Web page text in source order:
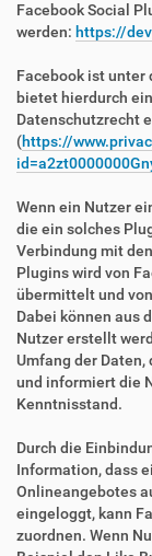
Facebook Social
werden: https://
Facebook ist unter
bietet hierdurch
Datenschutzrecht
(https://
Wenn ein Nutzer
die ein solches
Verbindung mit
Plugins wird von
übermittelt und
Dabei können aus
Nutzer erstellt
Umfang der
und informiert die
Kenntnisstand.
Durch die
Information, dass
Onlineangebotes
eingeloggt, kann
zuordnen. Wenn